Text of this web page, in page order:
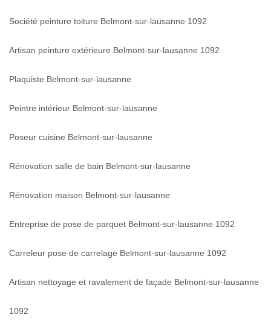
Société peinture toiture Belmont-sur-lausanne 1092
Artisan peinture extérieure Belmont-sur-lausanne 1092
Plaquiste Belmont-sur-lausanne
Peintre intérieur Belmont-sur-lausanne
Poseur cuisine Belmont-sur-lausanne
Rénovation salle de bain Belmont-sur-lausanne
Rénovation maison Belmont-sur-lausanne
Entreprise de pose de parquet Belmont-sur-lausanne 1092
Carreleur pose de carrelage Belmont-sur-lausanne 1092
Artisan nettoyage et ravalement de façade Belmont-sur-lausanne
1092